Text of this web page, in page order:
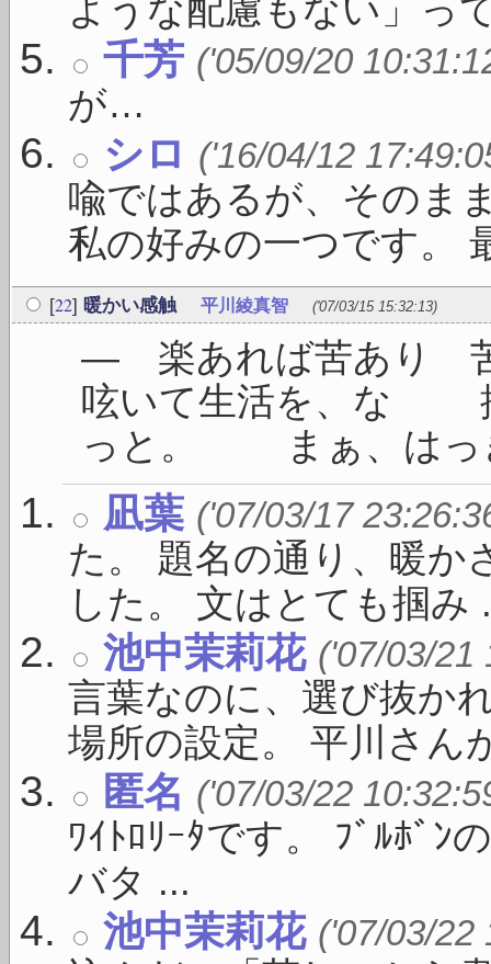
ような配慮もない」っ
千芳 ('05/09/20
が…
シロ ('16/04/12
喩ではあるが、そのま
私の好みの一つです。
[22] 暖かい感触 平川綾真智 ('07/03/15 15:32:13)
― 楽あれば苦あり
呟いて生活を、な
っと。 まぁ、はっ
凪葉 ('07/03/17
た。 題名の通り、暖か
した。 文はとても掴み
池中茉莉花 ('07/03/21
言葉なのに、選び抜か
場所の設定。 平川さん
匿名 ('07/03/22
ﾜｲﾄﾛﾘｰﾀです。 ﾌﾞﾙﾎﾞﾝ
バタ ...
池中茉莉花 ('07/03/22